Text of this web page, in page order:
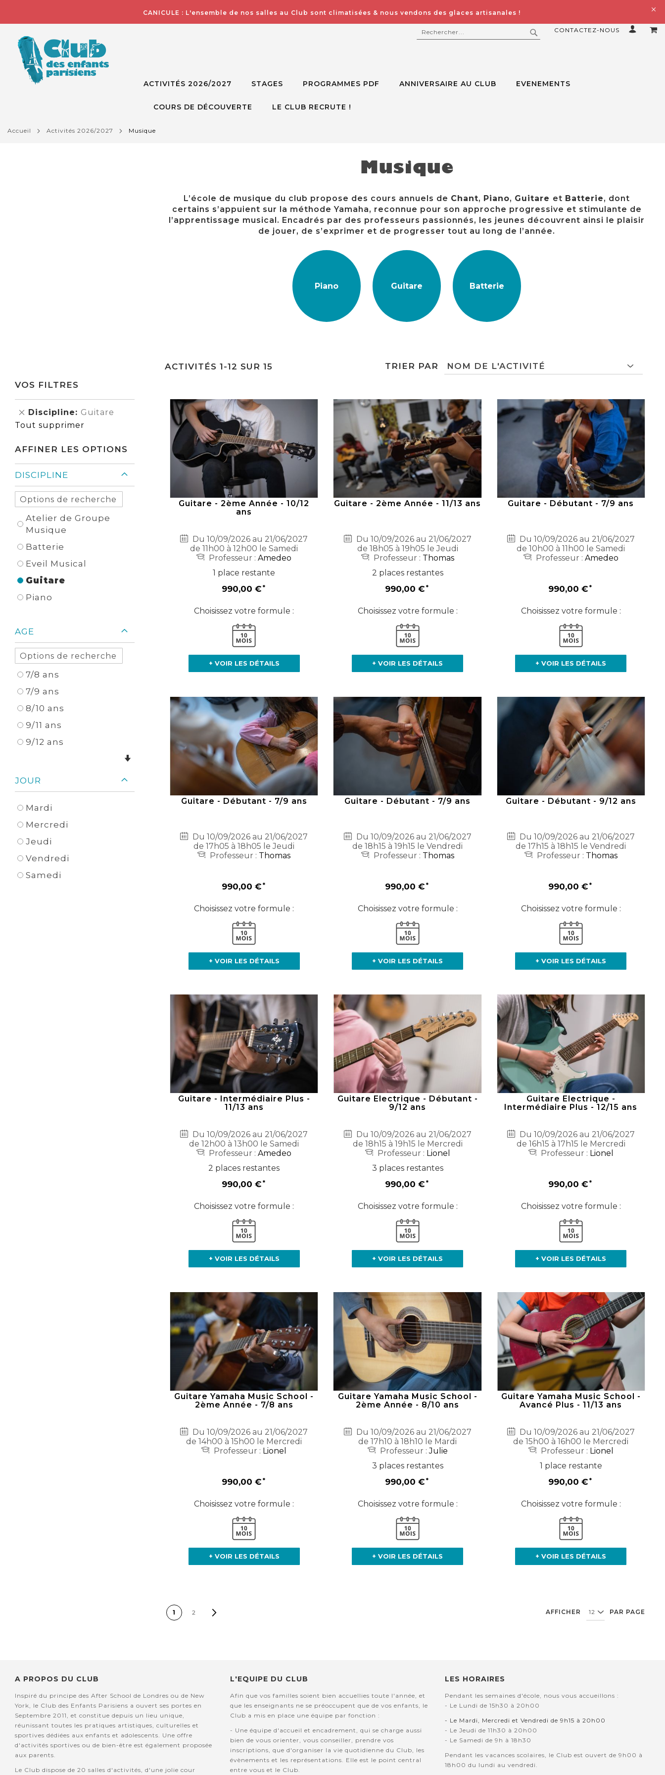
CANICULE : L'ensemble de nos salles au Club sont climatisées & nous vendons des glaces artisanales !
CONTACTEZ-NOUS
RECHERCHER
ACTIVITÉS 2026/2027 STAGES PROGRAMMES PDF ANNIVERSAIRE AU CLUB EVENEMENTS
COURS DE DÉCOUVERTE LE CLUB RECRUTE !
accueil activités 2026/2027 musique
Musique
L’école de musique du club propose des cours annuels de Chant, Piano, Guitare et Batterie, dont
certains s’appuient sur la méthode Yamaha, reconnue pour son approche progressive et stimulante de
l’apprentissage musical. Encadrés par des professeurs passionnés, les jeunes découvrent ainsi le plaisir
de jouer, de s’exprimer et de progresser tout au long de l’année.
Piano Guitare Batterie
ACTIVITÉS1-12 SUR15 TRIER PAR
Guitare - 2ème Année - 10/12
ans
Du 10/09/2026 au 21/06/2027
de 11h00 à 12h00 le Samedi
Professeur :Amedeo
1 place restante
990,00 €
Choisissez votre formule :
+ VOIR LES DÉTAILS
Guitare - 2ème Année - 11/13 ans
Du 10/09/2026 au 21/06/2027
de 18h05 à 19h05 le Jeudi
Professeur : Thomas
2 places restantes
990,00 €
Choisissez votre formule :
+ VOIR LES DÉTAILS
Guitare - Débutant - 7/9 ans
Du 10/09/2026 au 21/06/2027
de 10h00 à 11h00 le Samedi
Professeur : Amedeo
990,00 €
Choisissez votre formule :
+ VOIR LES DÉTAILS
Guitare - Débutant - 7/9 ans
Du 10/09/2026 au 21/06/2027
de 17h05 à 18h05 le Jeudi
Professeur : Thomas
990,00 €
Choisissez votre formule :
+ VOIR LES DÉTAILS
Guitare - Débutant - 7/9 ans
Du 10/09/2026 au 21/06/2027
de 18h15 à 19h15 le Vendredi
Professeur : Thomas
990,00 €
Choisissez votre formule :
+ VOIR LES DÉTAILS
Guitare - Débutant - 9/12 ans
Du 10/09/2026 au 21/06/2027
de 17h15 à 18h15 le Vendredi
Professeur : Thomas
990,00 €
Choisissez votre formule :
+ VOIR LES DÉTAILS
Guitare - Intermédiaire Plus -
11/13 ans
Du 10/09/2026 au 21/06/2027
de 12h00 à 13h00 le Samedi
Professeur :Amedeo
2 places restantes
990,00 €
Choisissez votre formule :
+ VOIR LES DÉTAILS
Guitare Electrique - Débutant -
9/12 ans
Du 10/09/2026 au 21/06/2027
de 18h15 à 19h15 le Mercredi
Professeur : Lionel
3 places restantes
990,00 €
Choisissez votre formule :
+ VOIR LES DÉTAILS
Guitare Electrique -
Intermédiaire Plus - 12/15 ans
Du 10/09/2026 au 21/06/2027
de 16h15 à 17h15 le Mercredi
Professeur : Lionel
990,00 €
Choisissez votre formule :
+ VOIR LES DÉTAILS
Guitare Yamaha Music School -
2ème Année - 7/8 ans
Du 10/09/2026 au 21/06/2027
de 14h00 à 15h00 le Mercredi
Professeur : Lionel
990,00 €
Choisissez votre formule :
+ VOIR LES DÉTAILS
Guitare Yamaha Music School -
2ème Année - 8/10 ans
Du 10/09/2026 au 21/06/2027
de 17h10 à 18h10 le Mardi
Professeur :Julie
3 places restantes
990,00 €
Choisissez votre formule :
+ VOIR LES DÉTAILS
Guitare Yamaha Music School -
Avancé Plus - 11/13 ans
Du 10/09/2026 au 21/06/2027
de 15h00 à 16h00 le Mercredi
Professeur : Lionel
1 place restante
990,00 €
Choisissez votre formule :
+ VOIR LES DÉTAILS
PAGE Vous lisez actuellement la page
1 2 AFFICHER PAR PAGE
VOS FILTRES
Discipline Guitare
Supprimer
cet
Tout supprimer
AFFINER LES OPTIONS
DISCIPLINE
Atelier de Groupe
Musique
Batterie
Eveil Musical
Guitare
Piano
AGE
7/8 ans
7/9 ans
8/10 ans
9/11 ans
9/12 ans
JOUR
Mardi
Mercredi
Jeudi
Vendredi
Samedi
A PROPOS DU CLUB
Inspiré du principe des After School de Londres ou de New
York, le Club des Enfants Parisiens a ouvert ses portes en
Septembre 2011, et constitue depuis un lieu unique,
réunissant toutes les pratiques artistiques, culturelles et
sportives dédiées aux enfants et adolescents. Une offre
d'activités sportives ou de bien-être est également proposée
aux parents.
Le Club dispose de 20 salles d'activités, d'une jolie cour
L'EQUIPE DU CLUB
Afin que vos familles soient bien accuellies toute l'année, et
que les enseignants ne se préoccupent que de vos enfants, le
Club a mis en place une équipe par fonction :
- Une équipe d'accueil et encadrement, qui se charge aussi
bien de vous orienter, vous conseiller, prendre vos
inscriptions, que d'organiser la vie quotidienne du Club, les
évènements et les représentations. Elle est le point central
entre vous et le Club.
LES HORAIRES
Pendant les semaines d'école, nous vous accueillons :
- Le Lundi de 15h30 à 20h00
- Le Mardi, Mercredi et Vendredi de 9h15 à 20h00
- Le Jeudi de 11h30 à 20h00
- Le Samedi de 9h à 18h30
Pendant les vacances scolaires, le Club est ouvert de 9h00 à
18h00 du lundi au vendredi.